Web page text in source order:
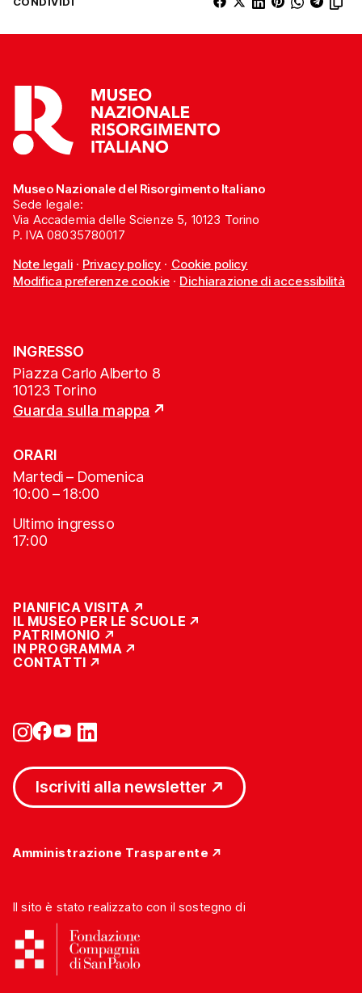
Museo Nazionale del Risorgimento Italiano
Sede legale:
Via Accademia delle Scienze 5, 10123 Torino
P. IVA 08035780017
Note legali· Privacy policy · Cookie policy
Modifica preferenze cookie· Dichiarazione di accessibilità
INGRESSO
Piazza Carlo Alberto 8
10123 Torino
Guarda sulla mappa
ORARI
Martedì – Domenica
10:00 – 18:00
Ultimo ingresso
17:00
PIANIFICA VISITA
IL MUSEO PER LE SCUOLE
PATRIMONIO
IN PROGRAMMA
CONTATTI
Iscriviti alla newsletter
Amministrazione Trasparente
Il sito è stato realizzato con il sostegno di